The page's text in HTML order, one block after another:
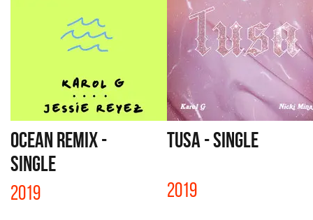
OCEAN REMIX -
SINGLE
2019
TUSA - SINGLE
2019